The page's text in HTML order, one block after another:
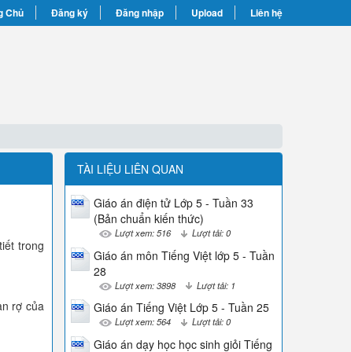
Chủ Đăng ký Đăng nhập Upload Liên hệ
trong
rợ của
TÀI LIỆU LIÊN QUAN
Giáo án điện tử Lớp 5 - Tuần 33
(Bản chuẩn kiến thức)
Lượt xem: 516 Lượt tải: 0
Giáo án môn Tiếng Việt lớp 5 - Tuần
28
Lượt xem: 3898 Lượt tải: 1
Giáo án Tiếng Việt Lớp 5 - Tuần 25
Lượt xem: 564 Lượt tải: 0
Giáo án dạy học học sinh giỏi Tiếng